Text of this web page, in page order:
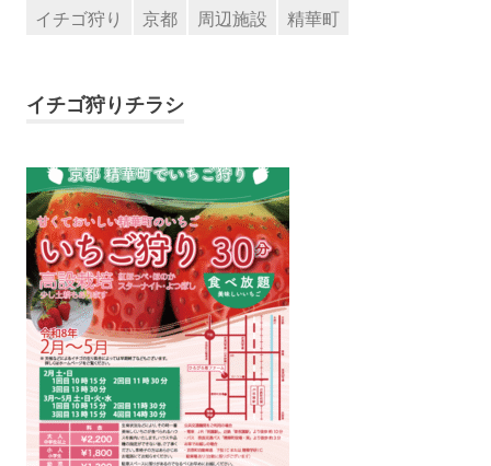
イチゴ狩り 京都 周辺施設 精華町
イチゴ狩りチラシ